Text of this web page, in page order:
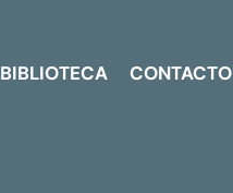
BIBLIOTECA CONTACTO